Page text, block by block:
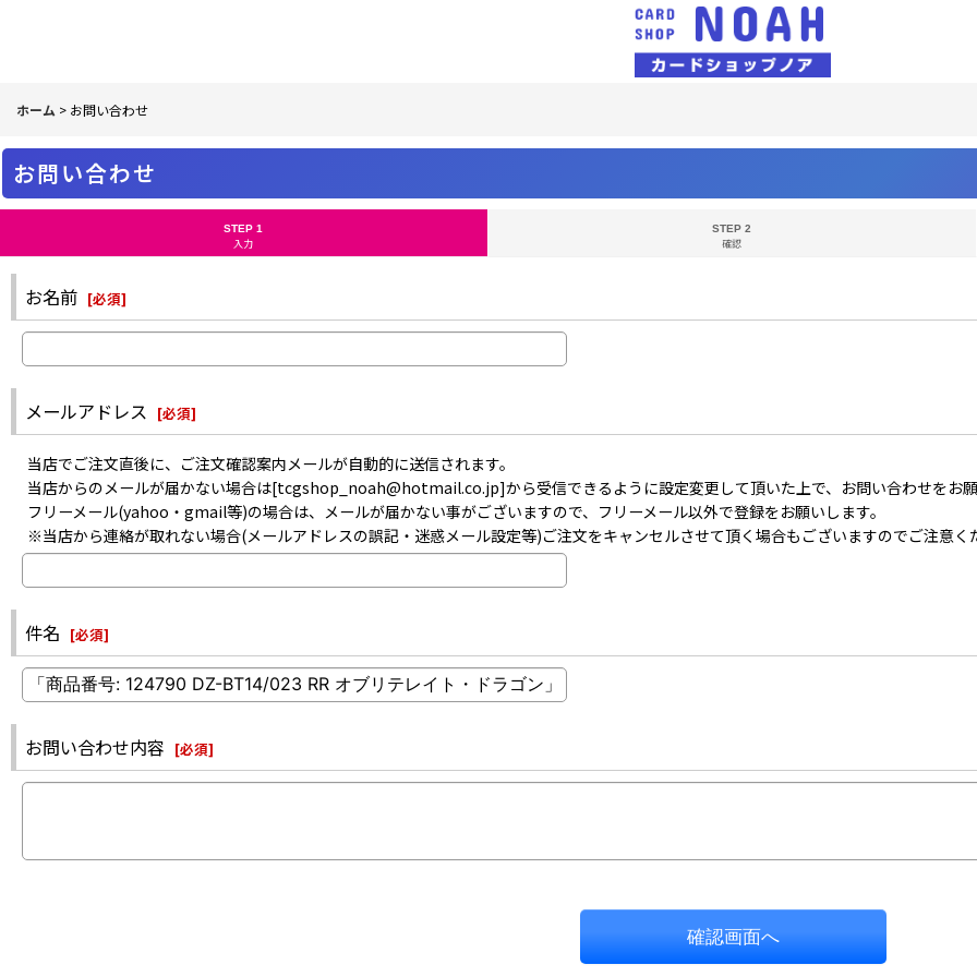
ホーム > お問い合わせ
お問い合わせ
STEP 1
入力
STEP 2
確認
お名前 [必須]
メールアドレス [必須]
当店でご注文直後に、ご注文確認案内メールが自動的に送信されます。
当店からのメールが届かない場合は[tcgshop_noah@hotmail.co.jp]から受信できるように設定変更して頂いた上で、お問い合わせをお
フリーメール(yahoo・gmail等)の場合は、メールが届かない事がございますので、フリーメール以外で登録をお願いします。
※当店から連絡が取れない場合(メールアドレスの誤記・迷惑メール設定等)ご注文をキャンセルさせて頂く場合もございますのでご注意く
件名 [必須]
お問い合わせ内容 [必須]
確認画面へ